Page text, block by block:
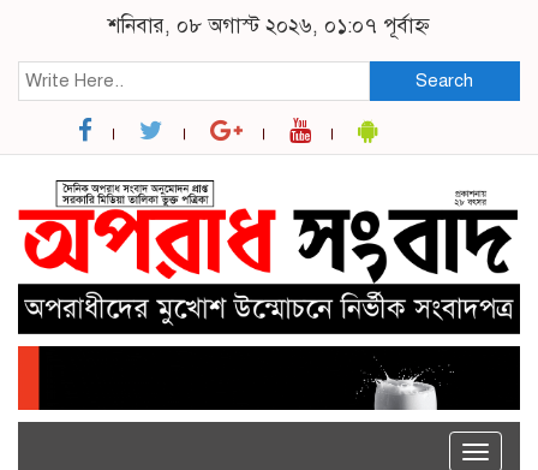
শনিবার, ০৮ অগাস্ট ২০২৬, ০১:০৭ পূর্বাহ্ন
Search
Toggle